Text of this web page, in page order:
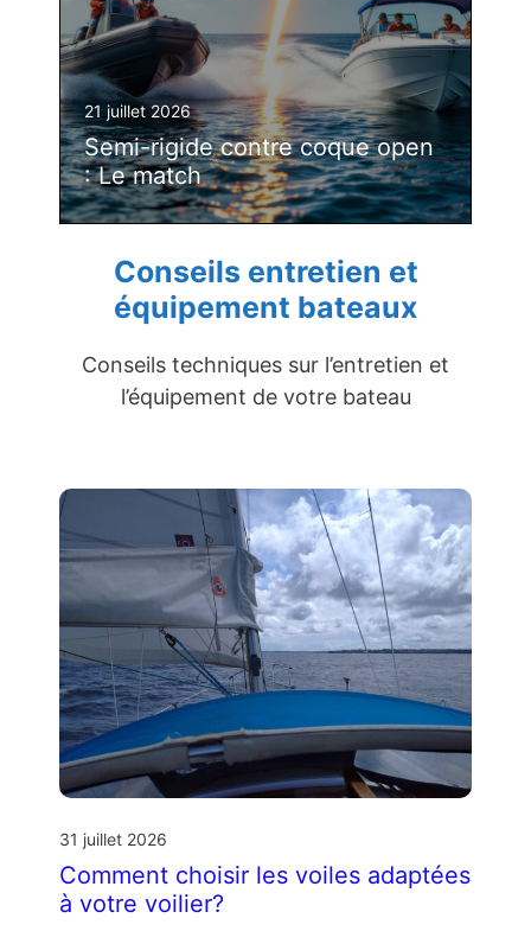
21 juillet 2026
Semi-rigide contre coque open
: Le match
Conseils entretien et
équipement bateaux
Conseils techniques sur l’entretien et
l’équipement de votre bateau
31 juillet 2026
Comment choisir les voiles adaptées
à votre voilier?